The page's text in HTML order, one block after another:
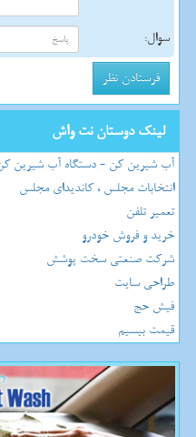
سوال:
لینک دوستان نت واش
آب شیرین کن - دستگاه آب شیرین
انتخابات مجلس ، کاندیدای مجلس
تعمیر تلفن
خرید و فروش خودرو
شرکت صنعتی سخت پوشش
طراحی سایت
فیش حج
قیمت بیسیم